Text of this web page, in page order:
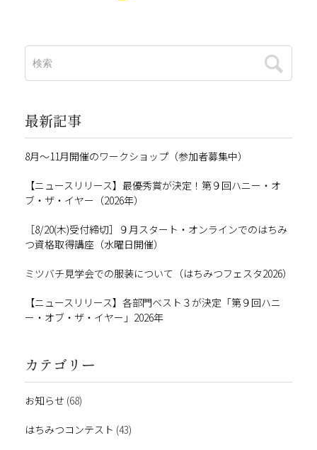
最新記事
8月～11月開催のワークショップ（参加者募集中）
【ニュースリリース】最優秀賞が決定！第９回ハニー・オ
ブ・ザ・イヤー（2026年）
［8/20(木)受付締切］９月スタート・オンラインでのはちみ
つ資格取得講座（水曜日開催）
ミツバチ見学会での服装について（はちみつフェスタ2026）
【ニュースリリース】各部門ベスト３が決定「第９回ハニ
ー・オブ・ザ・イヤー」2026年
カテゴリー
お知らせ (68)
はちみつコンテスト (43)